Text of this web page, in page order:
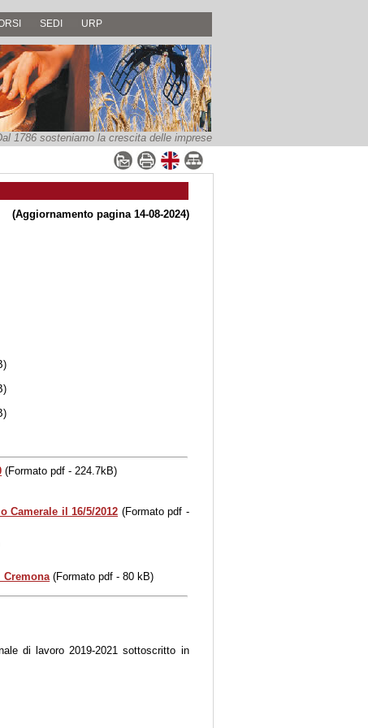
SEDI URP
1786 sosteniamo la crescita delle imprese
(Aggiornamento pagina 14-08-2024)
(Formato pdf - 224.7kB)
Camerale il 16/5/2012 (Formato pdf -
(Formato pdf - 80 kB)
di lavoro 2019-2021 sottoscritto in